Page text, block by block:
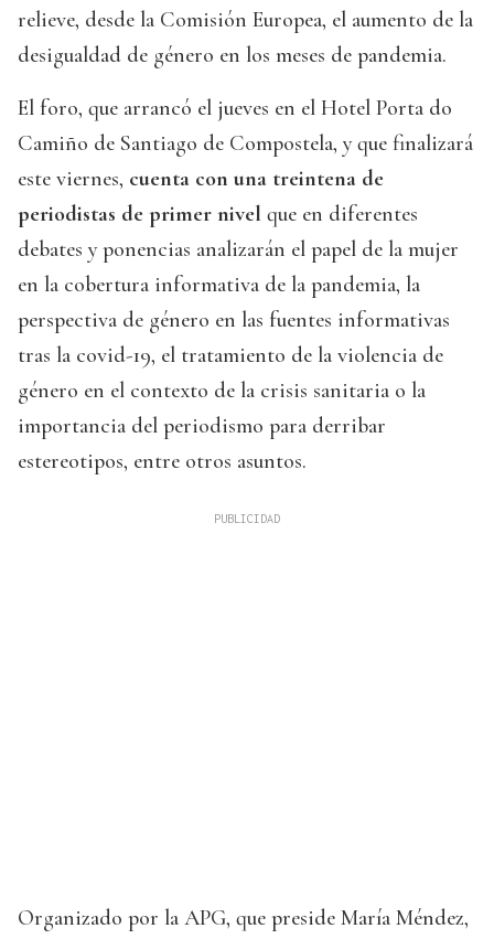
relieve, desde la Comisión Europea, el aumento de la
desigualdad de género en los meses de pandemia.
El foro, que arrancó el jueves en el Hotel Porta do
Camiño de Santiago de Compostela, y que finalizará
este viernes, cuenta con una treintena de
periodistas de primer nivel que en diferentes
debates y ponencias analizarán el papel de la mujer
en la cobertura informativa de la pandemia, la
perspectiva de género en las fuentes informativas
tras la covid-19, el tratamiento de la violencia de
género en el contexto de la crisis sanitaria o la
importancia del periodismo para derribar
estereotipos, entre otros asuntos.
Organizado por la APG, que preside María Méndez,